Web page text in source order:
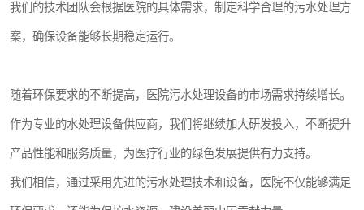
我们的技术团队会根据医院的具体需求，制定科学合理的污水处理方
案，确保设备能够长期稳定运行。
随着环保要求的不断提高，医院污水处理设备的市场需求持续增长。
作为专业的水处理设备供应商，我们将继续加大研发投入，不断提升
产品性能和服务质量，为医疗行业的绿色发展提供有力支持。
我们相信，通过采用先进的污水处理技术和设备，医院不仅能够满足